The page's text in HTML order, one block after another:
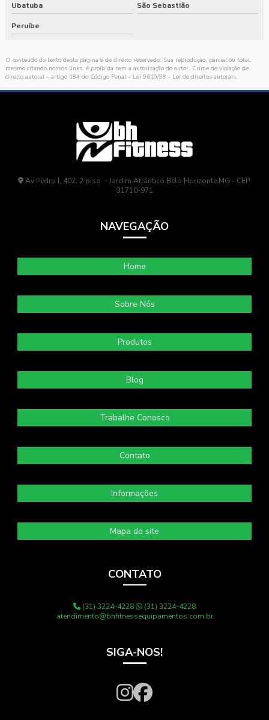
Ubatuba São Sebastião
Peruíbe
O conteúdo do texto desta página é de direito reservado. Sua reprodução, parcial ou total,
mesmo citando nossos links, é proibida sem a autorização do autor. Crime de violação de
direito autoral – artigo 184 do Código Penal – Lei 9610/98 - Lei de direitos autorais.
Av Pedro I, 402, 2 piso. - Jardim Atlântico Belo Horizonte MG - CEP:
31710-971
NAVEGAÇÃO
Home
Sobre Nós
Produtos
Blog
Trabalhe Conosco
Contato
Informações
Mapa do site
CONTATO
(31) 3224-4228
(31) 3224-4228
atendimento@bhfitnessequipamentos.com.br
SIGA-NOS!